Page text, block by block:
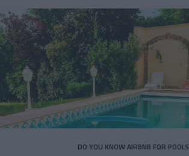
DO YOU KNOW AIRBNB FOR